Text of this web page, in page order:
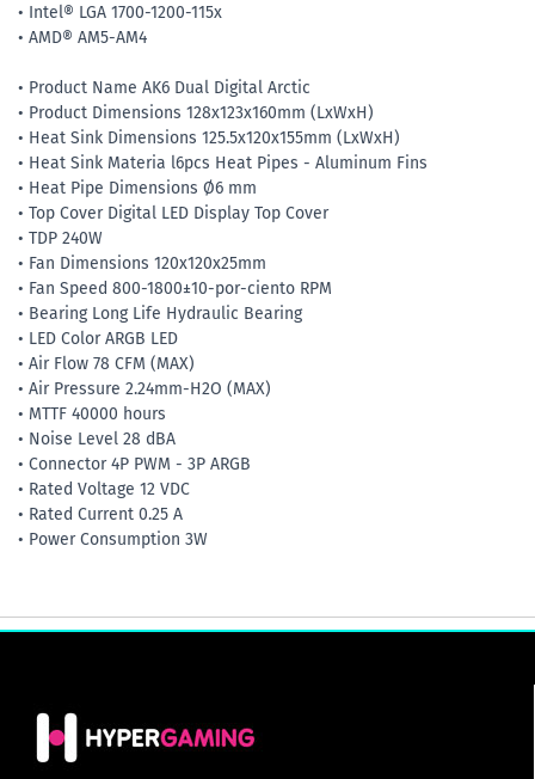
• Intel® LGA 1700-1200-115x
• AMD® AM5-AM4
• Product Name AK6 Dual Digital Arctic
• Product Dimensions 128x123x160mm (LxWxH)
• Heat Sink Dimensions 125.5x120x155mm (LxWxH)
• Heat Sink Materia l6pcs Heat Pipes - Aluminum Fins
• Heat Pipe Dimensions Ø6 mm
• Top Cover Digital LED Display Top Cover
• TDP 240W
• Fan Dimensions 120x120x25mm
• Fan Speed 800-1800±10-por-ciento RPM
• Bearing Long Life Hydraulic Bearing
• LED Color ARGB LED
• Air Flow 78 CFM (MAX)
• Air Pressure 2.24mm-H2O (MAX)
• MTTF 40000 hours
• Noise Level 28 dBA
• Connector 4P PWM - 3P ARGB
• Rated Voltage 12 VDC
• Rated Current 0.25 A
• Power Consumption 3W